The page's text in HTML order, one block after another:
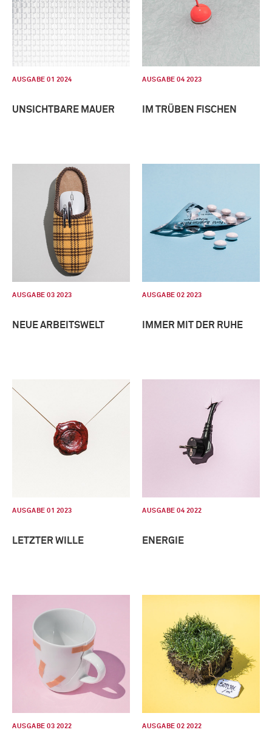
AUSGABE 01 2024
UNSICHTBARE MAUER
AUSGABE 04 2023
IM TRÜBEN FISCHEN
AUSGABE 03 2023
NEUE ARBEITSWELT
AUSGABE 02 2023
IMMER MIT DER RUHE
AUSGABE 01 2023
LETZTER WILLE
AUSGABE 04 2022
ENERGIE
AUSGABE 03 2022 AUSGABE 02 2022